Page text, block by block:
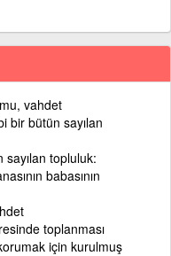
vahdet
bir bütün sayılan
topluluk:
babasının
toplanması
için kurulmuş